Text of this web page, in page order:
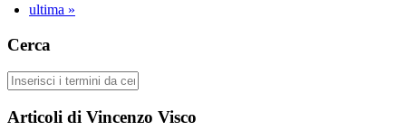
ultima »
Cerca
Cerca
Articoli di Vincenzo Visco